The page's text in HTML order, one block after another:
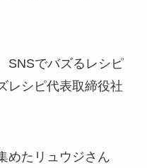
SNSでバズるレシピ
レシピ代表取締役社
めたリュウジさん